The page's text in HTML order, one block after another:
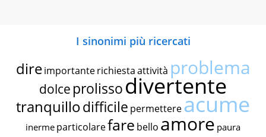
I sinonimi più ricercati
dire importante richiestaattività problema
dolce prolissodivertente
tranquillodifficile permettereacume
inerme particolarefare bello amore paura